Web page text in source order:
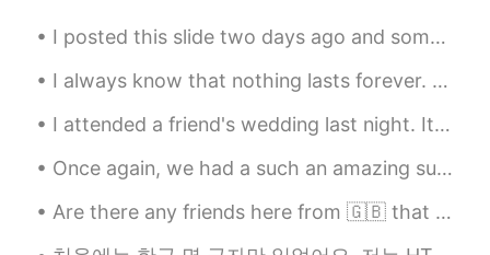
I posted this slide two days ago and someone asked for example, so here are some. I recorded them...
I always know that nothing lasts forever. It’s fair to say that, keeping it fresh and lively brin...
I attended a friend's wedding last night. It was the first event I've attended in person since Ma...
Once again, we had a such an amazing sunset. Along with Korea fried chicken and some homemade sal...
Are there any friends here from 🇬🇧 that would like to grab coffee ☕️ or a nice cold beer 🍺? I’m t...